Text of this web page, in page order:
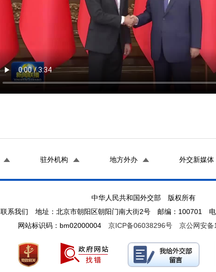
驻外机构 地方外办 外交新媒体
中华人民共和国外交部 版权所有
联系我们 地址：北京市朝阳区朝阳门南大街2号 邮编：100701
网站标识码：bm02000004 京ICP备06038296号 京公网安